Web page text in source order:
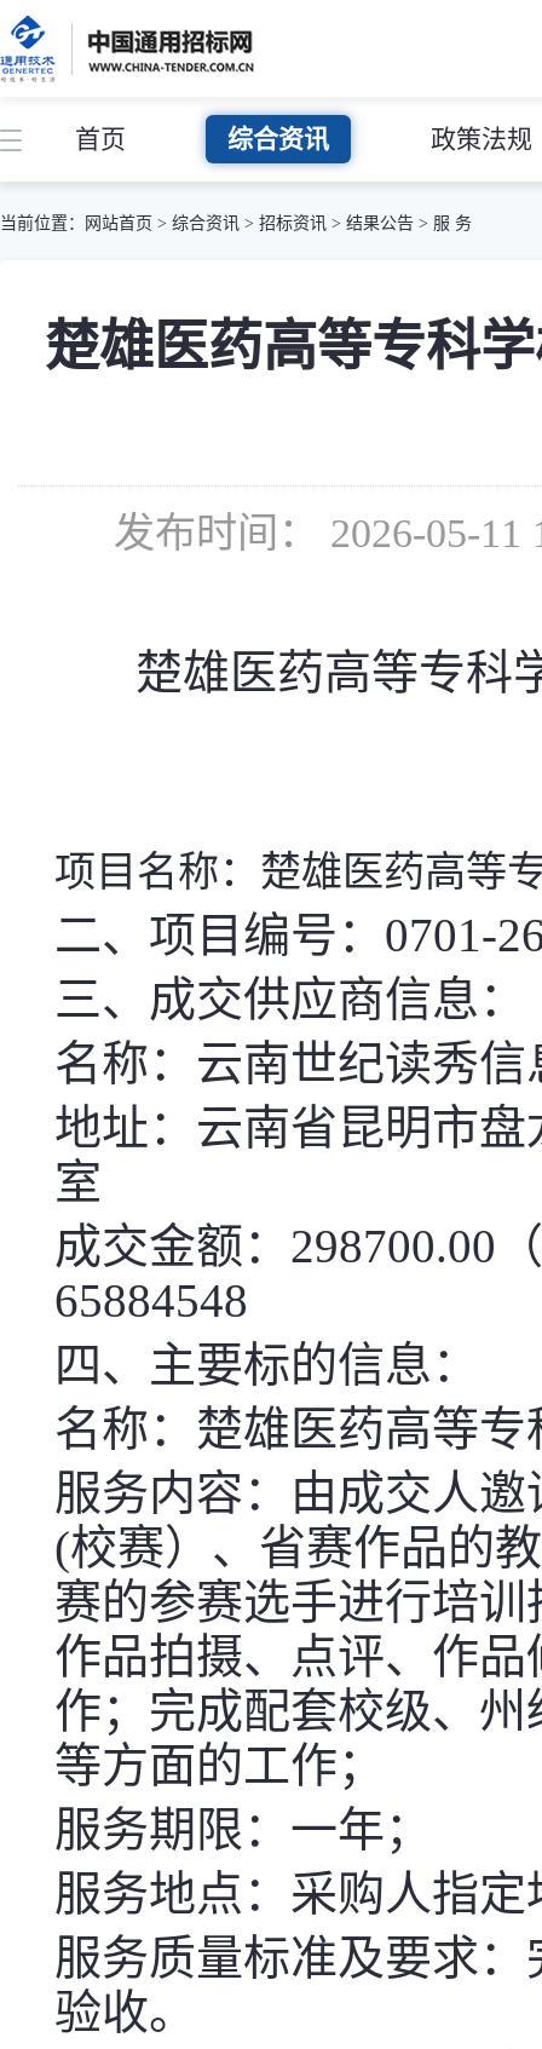
首页 综合资讯 政策法规
当前位置： 网站首页 > 综合资讯 > 招标资讯 > 结果公告 > 服 务
楚雄医药高等专科
发布时间： 2026-05-
楚雄医药高等专科
项目名称： 楚雄医药高等
二、 项目编号： 0701-
三、成交供应商信息：
名称： 云南世纪读秀
地址： 云南省昆明市盘
室
成交金额：
65884548
四、主要标的信息：
名称： 楚雄医药高等
服务内容： 由成交人邀
(校赛） 、省赛作品的
赛的参赛选手进行培
作品拍摄、点评、作
作；完成配套校级、
等方面的工作；
服务期 限： 一年；
服务地点： 采购人指定
服务质量标准及要求：
验收。